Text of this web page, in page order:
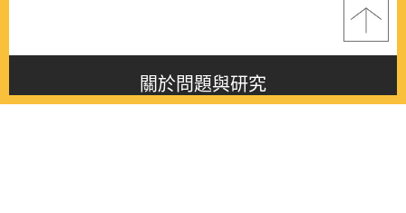
關於問題與研究
About this journal